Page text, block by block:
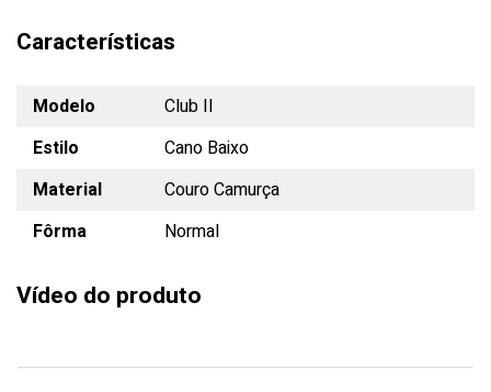
Características
Modelo
Club II
Estilo
Cano Baixo
Material
Couro Camurça
Fôrma
Normal
Vídeo do produto